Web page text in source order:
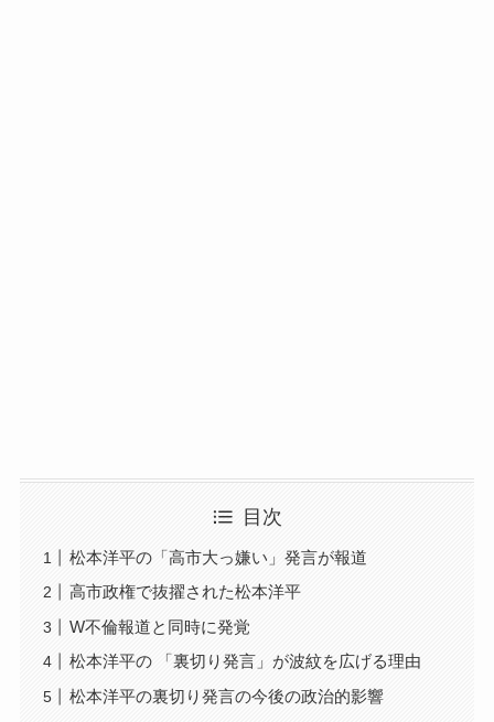
目次
松本洋平の「高市大っ嫌い」発言が報道
高市政権で抜擢された松本洋平
W不倫報道と同時に発覚
松本洋平の 「裏切り発言」が波紋を広げる理由
松本洋平の裏切り発言の今後の政治的影響